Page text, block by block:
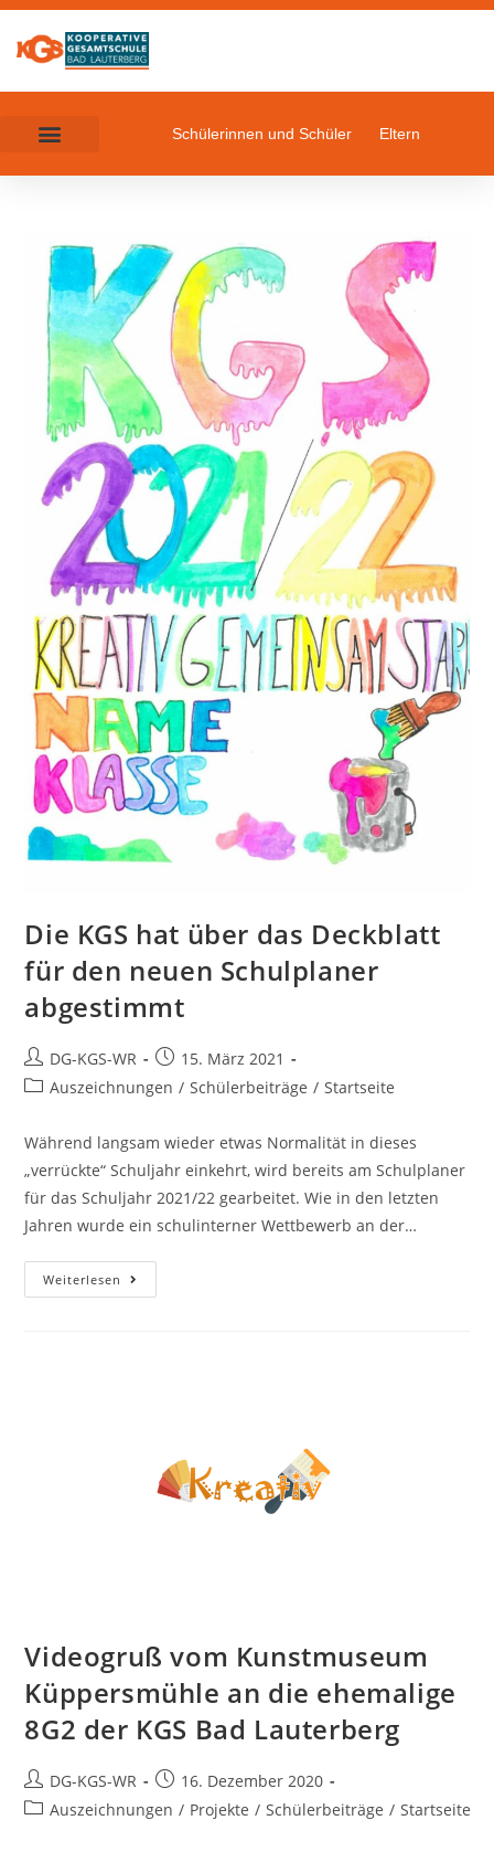
Schülerinnen und Schüler Eltern
Die KGS hat über das Deckblatt
für den neuen Schulplaner
abgestimmt
DG-KGS-WR
15. März 2021
Auszeichnungen / Schülerbeiträge / Startseite
Während langsam wieder etwas Normalität in dieses
„verrückte“ Schuljahr einkehrt, wird bereits am Schulplaner
für das Schuljahr 2021/22 gearbeitet. Wie in den letzten
Jahren wurde ein schulinterner Wettbewerb an der…
Weiterlesen
Videogruß vom Kunstmuseum
Küppersmühle an die ehemalige
8G2 der KGS Bad Lauterberg
DG-KGS-WR
16. Dezember 2020
Auszeichnungen / Projekte / Schülerbeiträge / Startseite